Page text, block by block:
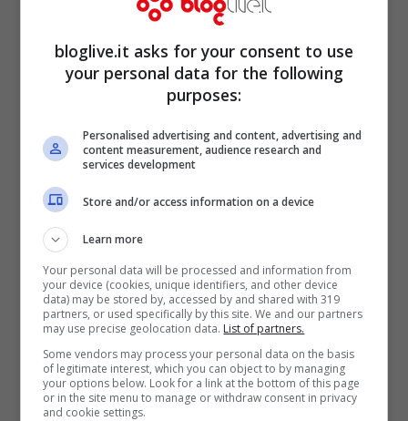
Ecco cosa ha fatto dopo il
Grande Fratello Vip e cosa
fa oggiCarmen di Pietro
bloglive.it asks for your consent to use
your personal data for the following
purposes:
Personalised advertising and content, advertising and
content measurement, audience research and
services development
Store and/or access information on a device
Learn more
Your personal data will be processed and information from
your device (cookies, unique identifiers, and other device
data) may be stored by, accessed by and shared with 319
partners, or used specifically by this site. We and our partners
may use precise geolocation data. List of partners.
Some vendors may process your personal data on the basis
of legitimate interest, which you can object to by managing
your options below. Look for a link at the bottom of this page
or in the site menu to manage or withdraw consent in privacy
and cookie settings.